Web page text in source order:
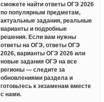
сможете найти ответы ОГЭ 2026
по популярным предметам,
актуальные задания, реальные
варианты и подробные
решения. Если вам нужны
ответы на ОГЭ, ответы ОГЭ
2026, варианты ОГЭ 2026 или
новые задания ОГЭ на все
регионы — следите за
обновлениями раздела и
готовьтесь к экзаменам вместе
с нами.